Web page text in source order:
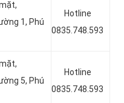
1, Phú
Hotline
0835.748.593
5, Phú
Hotline
0835.748.593